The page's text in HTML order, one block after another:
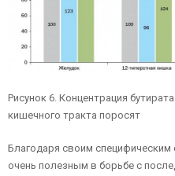
Рисунок 6. Концентрация
кишечного тракта поросят
Благодаря своим
очень полезным в борьбе с